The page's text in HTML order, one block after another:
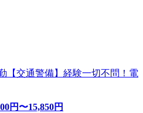
【交通警備】経験一切不問！電
円〜15,850円